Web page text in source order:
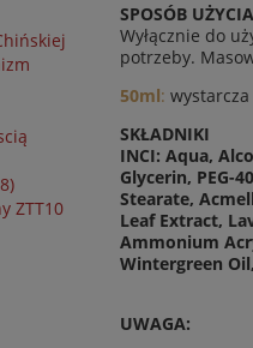
ZTT10
SPOSÓB UŻYCIA
Wyłącznie do
potrzeby.
50ml: wystarcza
SKŁADNIKI
INCI: Aqua,
Glycerin, PEG-
Stearate,
Leaf Extract,
Ammonium
Wintergreen
UWAGA: